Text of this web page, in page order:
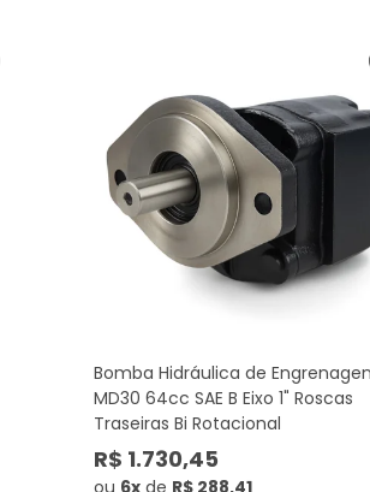
Bomba Hidráulica de
MD30 64cc SAE B Eixo 1" Roscas
Traseiras Bi Rotacional
R$ 1.730,45
ou 6x de R$ 288,41